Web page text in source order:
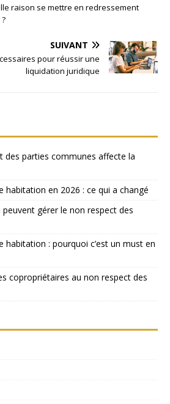
raison se mettre en redressement
SUIVANT
pour réussir une
liquidation juridique
des parties communes affecte la
habitation en 2026 : ce qui a changé
gérer le non respect des
habitation : pourquoi c’est un must en
copropriétaires au non respect des